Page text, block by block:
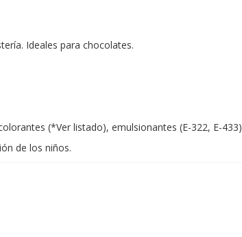
Ideales para chocolates.
(*Ver listado), emulsionantes (E-322, E-
de los niños.